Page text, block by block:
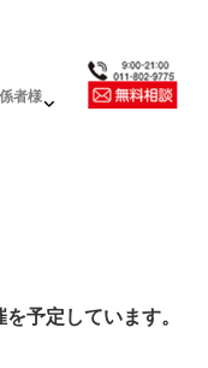
者様
予定しています。